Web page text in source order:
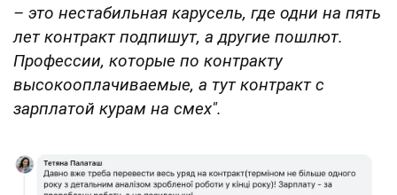
– это нестабильная карусель, где одни на пять
лет контракт подпишут, а другие пошлют.
Профессии, которые по контракту
высокооплачиваемые, а тут контракт с
зарплатой курам на смех".